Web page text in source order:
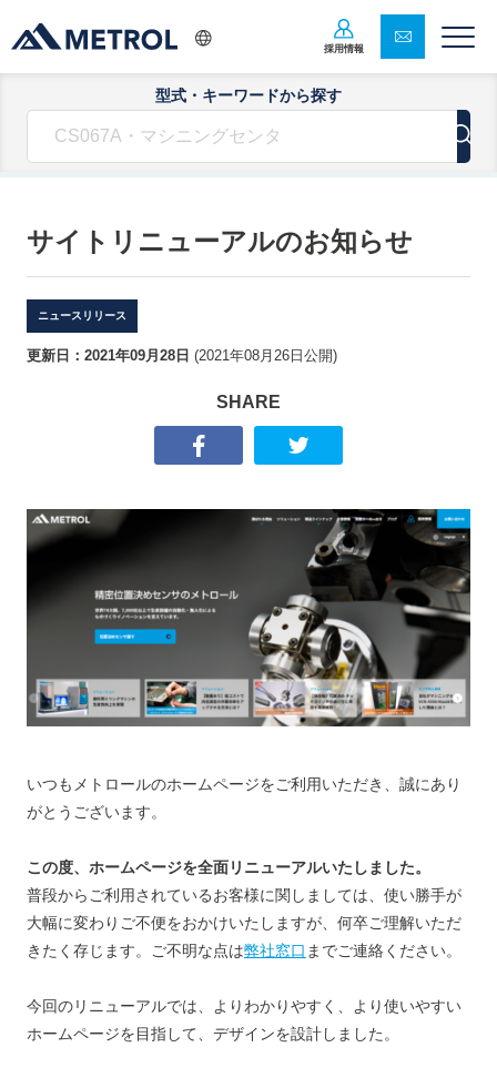
採用情報
型式・キーワードから探す
サイトリニューアルのお知らせ
ニュースリリース
更新日： 2021年09月28日 (2021年08月26日 公開)
SHARE
いつもメトロールのホームページをご利用いただき、誠にあり
がとうございます。
この度、ホームページを全面リニューアルいたしました。
普段からご利用されているお客様に関しましては、使い勝手が
大幅に変わりご不便をおかけいたしますが、何卒ご理解いただ
きたく存じます。ご不明な点は弊社窓口 までご連絡ください。
今回のリニューアルでは、よりわかりやすく、より使いやすい
ホームページを目指して、デザインを設計しました。